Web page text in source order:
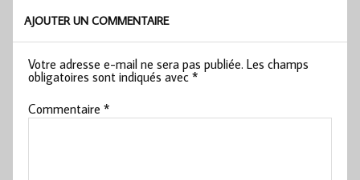
AJOUTER UN COMMENTAIRE
Votre adresse e-mail ne sera pas publiée. Les champs
obligatoires sont indiqués avec*
Commentaire*